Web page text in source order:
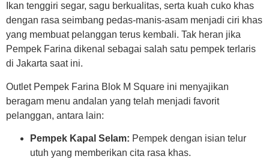
Ikan tenggiri segar, sagu berkualitas, serta kuah cuko khas
dengan rasa seimbang pedas-manis-asam menjadi ciri khas
yang membuat pelanggan terus kembali. Tak heran jika
Pempek Farina dikenal sebagai salah satu pempek terlaris
di Jakarta saat ini.
Outlet Pempek Farina Blok M Square ini menyajikan
beragam menu andalan yang telah menjadi favorit
pelanggan, antara lain:
Pempek Kapal Selam: Pempek dengan isian telur
utuh yang memberikan cita rasa khas.